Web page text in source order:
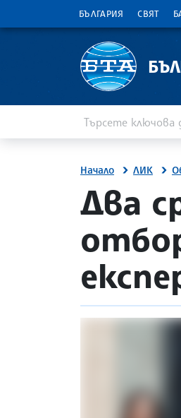
БЪЛГАРИЯ СВЯТ
Начало ЛИК
Два